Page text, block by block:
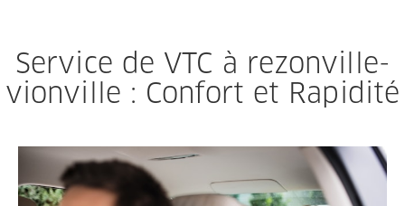
Politique de confidentialité
Mentions légales
Service de VTC à rezonville-
vionville : Confort et Rapidité